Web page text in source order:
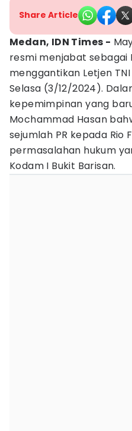
Share Article
Medan, IDN Times -
resmi menjabat sebagai
menggantikan Letjen
Selasa (3/12/2024).
kepemimpinan yang
Mochammad Hasan
sejumlah PR kepada
permasalahan hukum
Kodam I Bukit Barisan.